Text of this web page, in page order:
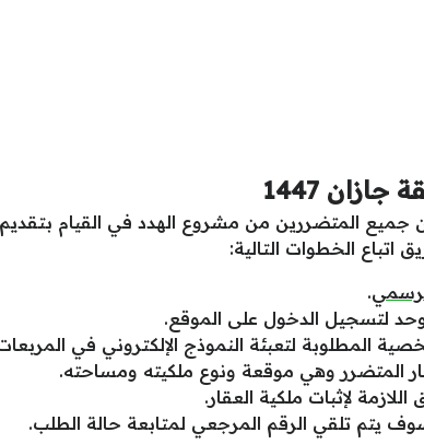
1447
جميع المتضررين من مشروع الهدد في القيام
الخطوات التالية:
.
لتسجيل الدخول على الموقع.
المطلوبة لتعبئة النموذج الإلكتروني في
المتضرر وهي موقعة ونوع ملكيته ومساحته.
لإثبات ملكية العقار.
يتم تلقي الرقم المرجعي لمتابعة حالة الطلب.